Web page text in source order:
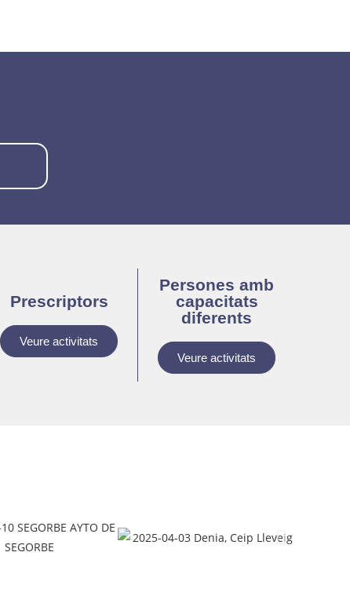
Prescriptors
Veure activitats
Persones amb
capacitats
diferents
Veure activitats